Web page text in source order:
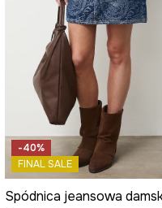
-40%
FINAL SALE